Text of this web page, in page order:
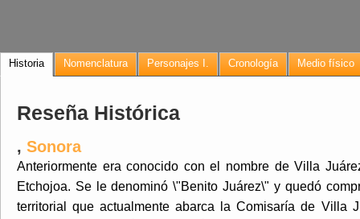
Historia Nomenclatura Personajes I. Cronología Medio físico
Reseña Histórica
, Sonora
Anteriormente era conocido con el nombre de Villa
Etchojoa. Se le denominó \"Benito Juárez\" y quedó
territorial que actualmente abarca la Comisaría de Villa